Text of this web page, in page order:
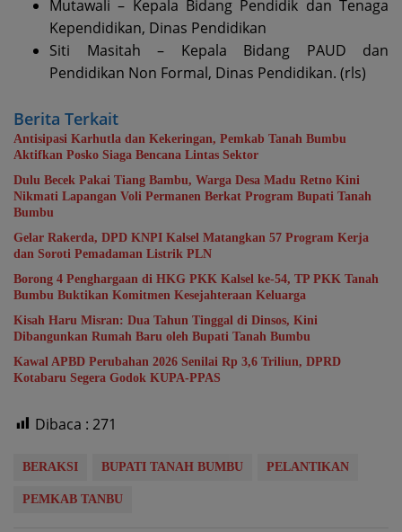
Mutawali – Kepala Bidang Pendidik dan Tenaga
Kependidikan, Dinas Pendidikan
Siti Masitah – Kepala Bidang PAUD dan
Pendidikan Non Formal, Dinas Pendidikan. (rls)
Berita Terkait
Antisipasi Karhutla dan Kekeringan, Pemkab Tanah Bumbu
Aktifkan Posko Siaga Bencana Lintas Sektor
Dulu Becek Pakai Tiang Bambu, Warga Desa Madu Retno Kini
Nikmati Lapangan Voli Permanen Berkat Program Bupati Tanah
Bumbu
Gelar Rakerda, DPD KNPI Kalsel Matangkan 57 Program Kerja
dan Soroti Pemadaman Listrik PLN
Borong 4 Penghargaan di HKG PKK Kalsel ke-54, TP PKK Tanah
Bumbu Buktikan Komitmen Kesejahteraan Keluarga
Kisah Haru Misran: Dua Tahun Tinggal di Dinsos, Kini
Dibangunkan Rumah Baru oleh Bupati Tanah Bumbu
Kawal APBD Perubahan 2026 Senilai Rp 3,6 Triliun, DPRD
Kotabaru Segera Godok KUPA-PPAS
Dibaca : 271
BERAKSI BUPATI TANAH BUMBU PELANTIKAN
PEMKAB TANBU